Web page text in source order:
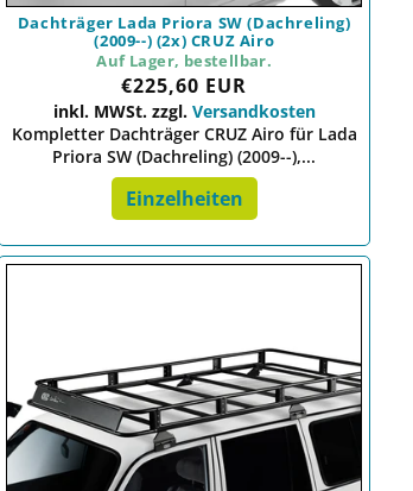
Dachträger Lada Priora SW (Dachreling)
(2009--) (2x) CRUZ Airo
Auf Lager, bestellbar.
Preis
€225,60 EUR
inkl. MWSt. zzgl. Versandkosten
Kompletter Dachträger CRUZ Airo für Lada
Priora SW (Dachreling) (2009--),...
Einzelheiten